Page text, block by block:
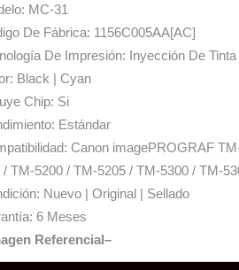
MC-31
De Fábrica: 1156C005AA[AC]
De Impresión: Inyección De Tinta
Black | Cyan
Chip: Si
Estándar
Canon imagePROGRAF
/ TM-5200 / TM-5205 / TM-5300 / TM-
Nuevo | Original | Sellado
6 Meses
Referencial–